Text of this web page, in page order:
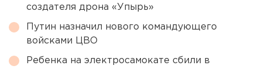
создателя дрона «Упырь»
Путин назначил нового командующего
войсками ЦВО
Ребенка на электросамокате сбили в